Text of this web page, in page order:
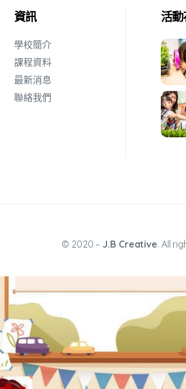
資訊
學校簡介
課程資料
最新消息
聯絡我們
活動
© 2020 – J.B Creative. All